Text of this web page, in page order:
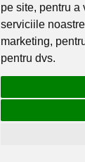
pe site, pentru a
serviciile
marketing,
pentru dvs.